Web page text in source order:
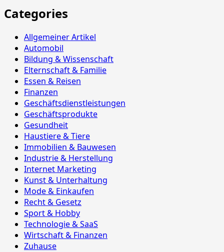
Categories
Allgemeiner Artikel
Automobil
Bildung & Wissenschaft
Elternschaft & Familie
Essen & Reisen
Finanzen
Geschäftsdienstleistungen
Geschäftsprodukte
Gesundheit
Haustiere & Tiere
Immobilien & Bauwesen
Industrie & Herstellung
Internet Marketing
Kunst & Unterhaltung
Mode & Einkaufen
Recht & Gesetz
Sport & Hobby
Technologie & SaaS
Wirtschaft & Finanzen
Zuhause